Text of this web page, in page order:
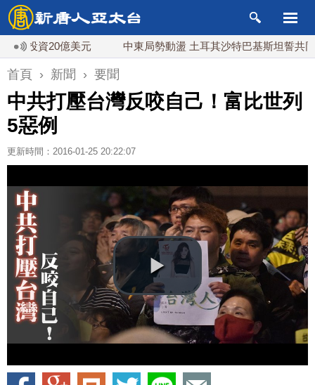
資20億美元 中東局勢動盪 土耳其沙特巴基斯坦誓共同防禦
首頁 › 新聞 › 要聞
中共打壓台灣反咬自己！富比世列
5惡例
更新時間：2016-01-25 20:22:07